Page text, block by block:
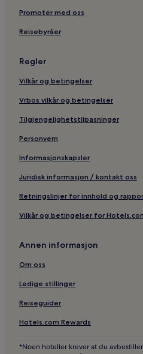
Promoter med oss
Reisebyråer
Regler
Vilkår og betingelser
Vrbos vilkår og betingelser
Tilgjengelighetstilpasninger
Personvern
Informasjonskapsler
Juridisk informasjon / kontakt oss
Retningslinjer for innhold og
Vilkår og betingelser for
Annen informasjon
Om oss
Ledige stillinger
Reiseguider
Hotels.com Rewards
*Noen hoteller krever at du